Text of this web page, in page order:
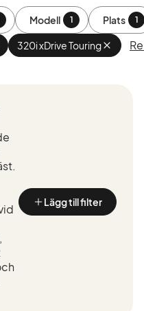
Modell 1 Plats 1
320i xDrive Touring Ta
bort
Lägg till filter